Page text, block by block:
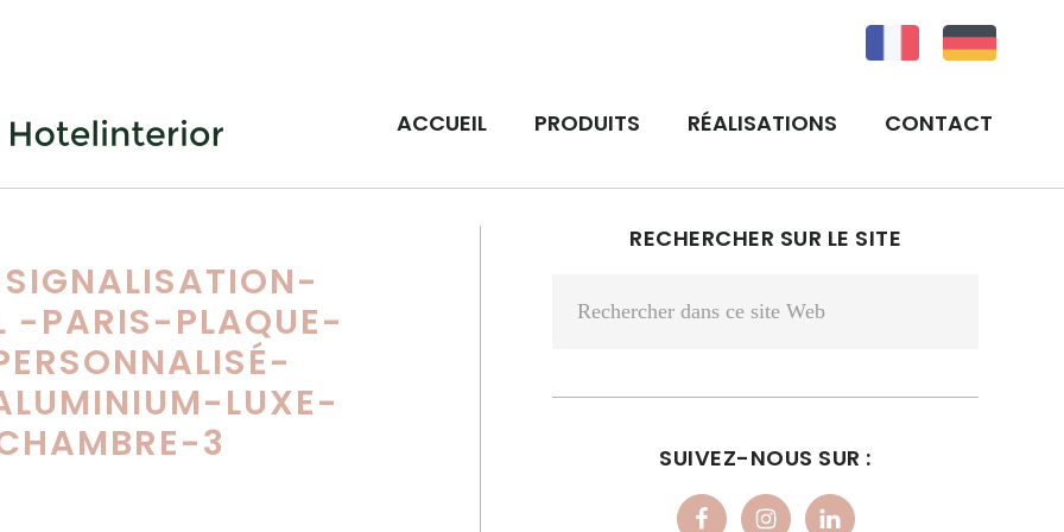
ACCUEIL PRODUITS RÉALISATIONS CONTACT
-PARIS-PLAQUE-
LUXE-
3
BARRE
PRINCIPALE
RECHERCHER SUR LE SITE
dans
Web
SUIVEZ-NOUS SUR :